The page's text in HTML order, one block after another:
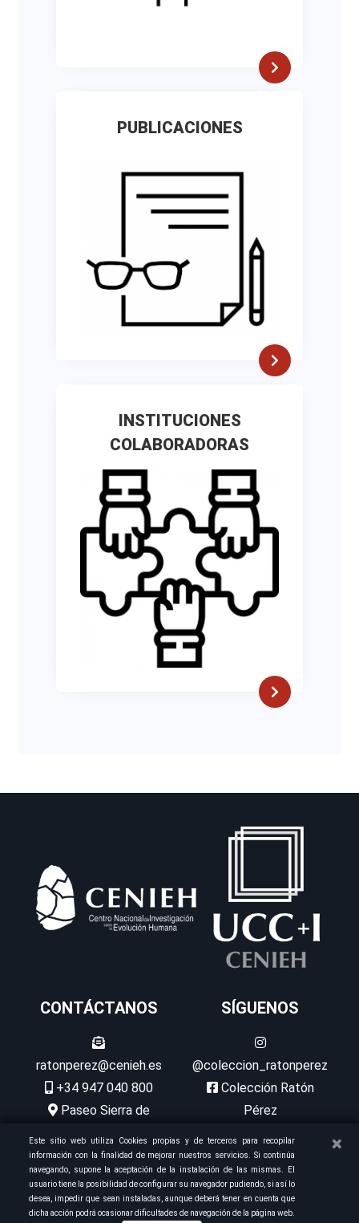
PUBLICACIONES
INSTITUCIONES
COLABORADORAS
CONTÁCTANOS
ratonperez@cenieh.es
+34 947 040 800
Paseo Sierra de
Burgos
SÍGUENOS
@coleccion_ratonperez
Colección Ratón
Pérez
CENIEH
×
Este sitio web utiliza Cookies propias y de terceros para recopilar
información con la finalidad de mejorar nuestros servicios. Si continúa
navegando, supone la aceptación de la instalación de las mismas. El
usuario tiene la posibilidad de configurar su navegador pudiendo, si así lo
desea, impedir que sean instaladas, aunque deberá tener en cuenta que
dicha acción podrá ocasionar dificultades de navegación de la página web.